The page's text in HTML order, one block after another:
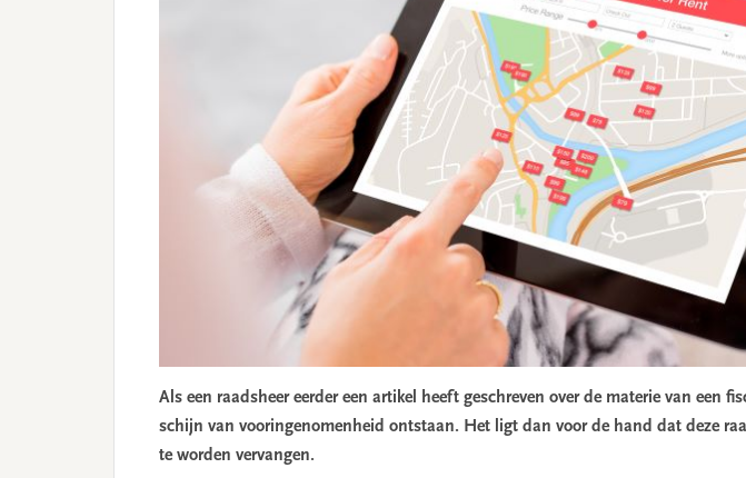
Als een raadsheer eerder een artikel heeft geschreven over de materie van een
schijn van vooringenomenheid ontstaan. Het ligt dan voor de hand dat deze
te worden vervangen.